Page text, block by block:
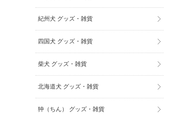
紀州犬 グッズ・雑貨
四国犬 グッズ・雑貨
柴犬 グッズ・雑貨
北海道犬 グッズ・雑貨
狆（ちん） グッズ・雑貨